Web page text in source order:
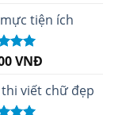
tiện ích
xếpVNĐ
thi viết chữ đẹp